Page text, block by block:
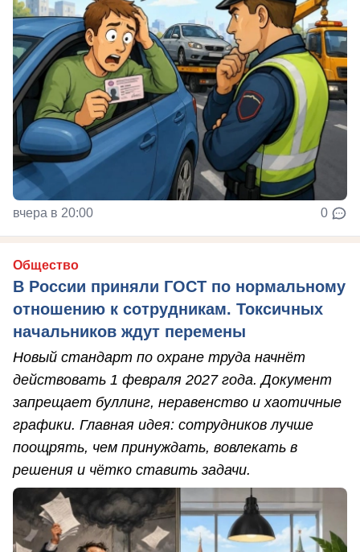
вчера в 20:00 0
Общество
В России приняли ГОСТ по нормальному
отношению к сотрудникам. Токсичных
начальников ждут перемены
Новый стандарт по охране труда начнёт
действовать 1 февраля 2027 года. Документ
запрещает буллинг, неравенство и хаотичные
графики. Главная идея: сотрудников лучше
поощрять, чем принуждать, вовлекать в
решения и чётко ставить задачи.